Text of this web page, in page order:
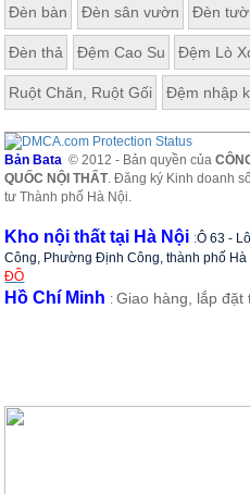
Đèn bàn Đèn sân vườn Đèn
Đèn thả Đệm Cao Su Đệm Lò
Ruột Chăn, Ruột Gối Đệm nhập
Bản Bata © 2012 - Bản quyền của
QUỐC NỘI THẤT. Đăng ký Kinh doanh
tư Thành phố Hà Nội.
Kho nội thất tại Hà Nội :Ô 63 -
Công, Phường Định Công, thành phố Hà
ĐỒ
Hồ Chí Minh :Giao hàng, lắp đặt